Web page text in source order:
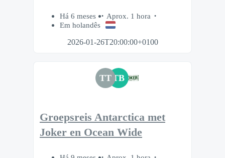
Há 6 meses
Aprox. 1 hora
Em holandês
2026-01-26T20:00:00+0100
TT TB
Groepsreis Antarctica met
Joker en Ocean Wide